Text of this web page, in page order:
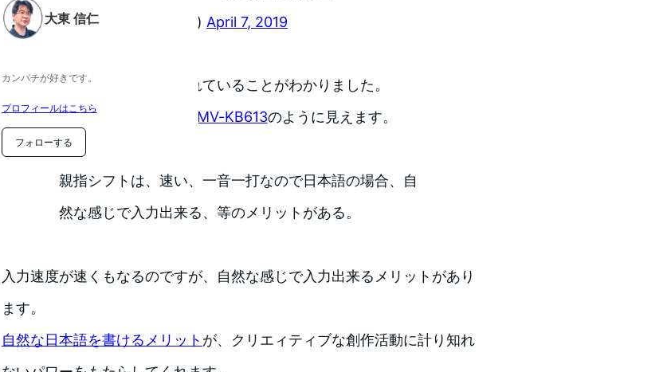
大東 信仁
カンパチが好きです。
プロフィールはこちら
フォローする
(@tone_neko_neko_) April 7, 2019
原稿を、 親指シフト
で執筆されていることがわかりました。
使われているキーボードは、
FMV-KB613のように見えます。
親指シフトは、速い、一音一打なので日本語の場合、自
然な感じで入力出来る、等のメリットがある。
入力速度が速くもなるのですが、自然な感じで入力出来るメリットがあり
ます。
自然な日本語を書けるメリット が、クリエィティブな創作活動に計り知れ